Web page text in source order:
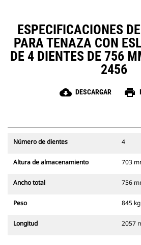
ESPECIFICACIONES
PARA TENAZA CON
DE 4 DIENTES DE 756
2456
cloud_download DESCARGAR print
Número de dientes 4
Altura de almacenamiento 703
Ancho total 756
Peso 845 kg
Longitud 2057